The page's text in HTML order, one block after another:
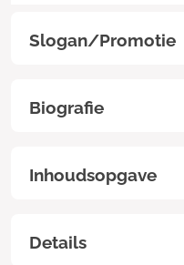
Slogan/Promotie
Biografie
Inhoudsopgave
Details